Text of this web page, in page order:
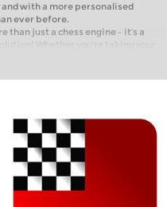
with a more personalised
ever before.
than just a chess engine – it’s a
Whether you’re taking your
the world of club chess, or already
level: with FRITZ, you can
intelligently and with a